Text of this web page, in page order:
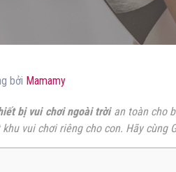
bởi Mamamy
bị vui chơi ngoài trờian toàn cho
vui chơi riêng cho con. Hãy cùng